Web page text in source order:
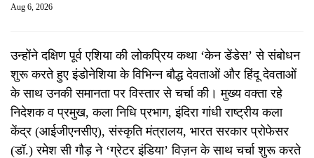
Aug 6, 2026
उन्होंने दक्षिण पूर्व एशिया की लोकप्रिय कथा ‘केन डेंडेस’ से संबोधन
शुरू करते हुए इंडोनेशिया के विभिन्न बौद्ध देवताओं और हिंदू देवताओं
के साथ उनकी समानता पर विस्तार से चर्चा की। मुख्य वक्ता रहे
निदेशक व प्रमुख, कला निधि प्रभाग, इंदिरा गांधी राष्ट्रीय कला
केंद्र (आईजीएनसीए), संस्कृति मंत्रालय, भारत सरकार प्रोफेसर
(डॉ.) रमेश सी गौड़ ने ‘ग्रेटर इंडिया’ विज़न के साथ चर्चा शुरू करते